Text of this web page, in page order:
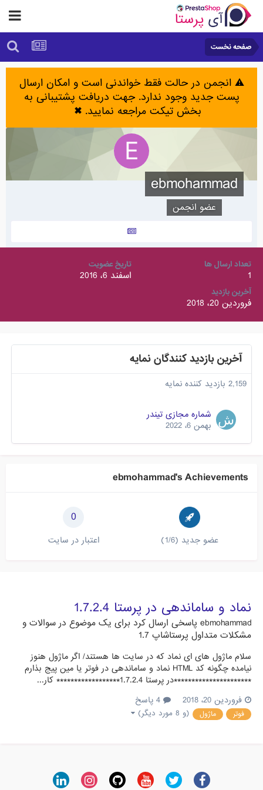
صفحه نخست
⚠️ انجمن در حالت فقط خواندنی است و امکان ارسال
پست جدید وجود ندارد. جهت دریافت پشتیبانی به
بخش تیکت مراجعه نمایید.✖
ebmohammad
عضو انجمن
تعداد ارسال ها
1
تاریخ عضویت
اسفند 6، 2016
آخرین بازدید
فروردین 20، 2018
آخرین بازدید کنندگان نمایه
2,159 بازدید کننده نمایه
شماره مجازی تیندر
بهمن 6، 2022
ebmohammad's Achievements
عضو جدید (1/6)
0
اعتبار در سایت
نماد و ساماندهی در پرستا 1.7.2.4
ebmohammad پاسخی ارسال کرد برای یک موضوع در سوالات و
مشکلات متداول پرستاشاپ 1.7
سلام ماژول های ای نماد که در سایت ها هستند/ اگر ماژول هنوز
نیامده چگونه کد HTML نماد و ساماندهی در فوتر یا مین پیج بذارم
**********************در پرستا 1.7.2.4****************** کار...
فروردین 20، 2018
فوتر ماژول (و 8 مورد دیگر)